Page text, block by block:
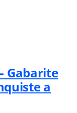
Gabarite
a